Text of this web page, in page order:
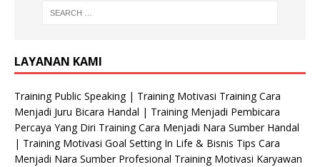
LAYANAN KAMI
Training Public Speaking | Training Motivasi Training Cara
Menjadi Juru Bicara Handal | Training Menjadi Pembicara
Percaya Yang Diri Training Cara Menjadi Nara Sumber Handal
| Training Motivasi Goal Setting In Life & Bisnis Tips Cara
Menjadi Nara Sumber Profesional Training Motivasi Karyawan